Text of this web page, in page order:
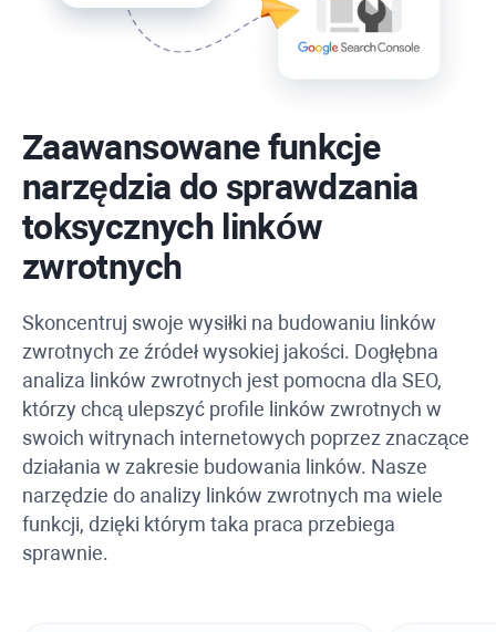
Zaawansowane funkcje
narzędzia do sprawdzania
toksycznych linków
zwrotnych
Skoncentruj swoje wysiłki na budowaniu linków
zwrotnych ze źródeł wysokiej jakości. Dogłębna
analiza linków zwrotnych jest pomocna dla SEO,
którzy chcą ulepszyć profile linków zwrotnych w
swoich witrynach internetowych poprzez znaczące
działania w zakresie budowania linków. Nasze
narzędzie do analizy linków zwrotnych ma wiele
funkcji, dzięki którym taka praca przebiega
sprawnie.